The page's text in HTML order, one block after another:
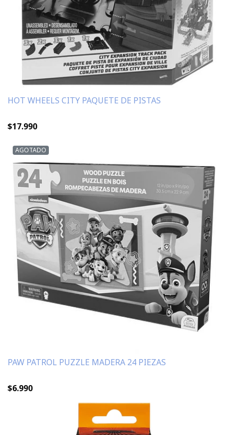
HOT WHEELS CITY PAQUETE DE PISTAS
$17.990
AGOTADO
PAW PATROL PUZZLE MADERA 24 PIEZAS
$6.990